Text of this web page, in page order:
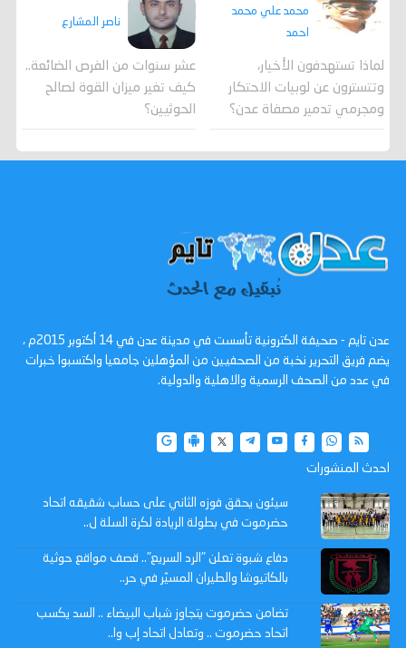
محمد علي محمد
احمد
لماذا تستهدفون الأخيار،
وتتسترون عن لوبيات الاحتكار
ومجرمي تدمير مصفاة عدن؟
ناصر المشارع
عشر سنوات من الفرص الضائعة..
كيف تغير ميزان القوة لصالح
الحوثيين؟
عدن تايم - صحيفة الكترونية تأسست في مدينة عدن في 14 أكتوبر 2015م ،
يضم فريق التحرير نخبة من الصحفيين من المؤهلين جامعيا واكتسبوا خبرات
في عدد من الصحف الرسمية والاهلية والدولية.
احدث المنشورات
سيئون يحقق فوزه الثاني على حساب شقيقه اتحاد
حضرموت في بطولة الريادة لكرة السلة ل..
دفاع شبوة تعلن "الرد السريع".. قصف مواقع حوثية
بالكاتيوشا والطيران المسيّر في حر..
تضامن حضرموت يتجاوز شباب البيضاء .. السد يكسب
اتحاد حضرموت .. وتعادل اتحاد إب وا..